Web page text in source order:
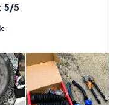
d'expérience / une
est la mécanique en
travail rapide,
! »
5/5